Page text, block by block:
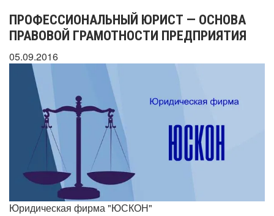
ПРОФЕССИОНАЛЬНЫЙ ЮРИСТ — ОСНОВА
ПРАВОВОЙ ГРАМОТНОСТИ ПРЕДПРИЯТИЯ
05.09.2016
Юридическая фирма "ЮСКОН"